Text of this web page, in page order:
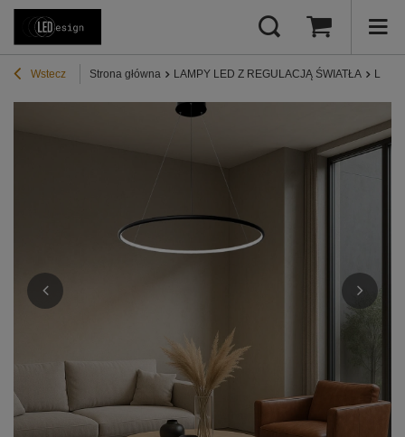
Wstecz Strona główna LAMPY LED Z REGULACJĄ ŚWIATŁA